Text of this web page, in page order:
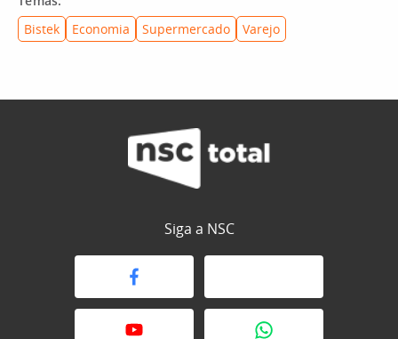
Bistek
Economia Supermercado Varejo
Siga a NSC